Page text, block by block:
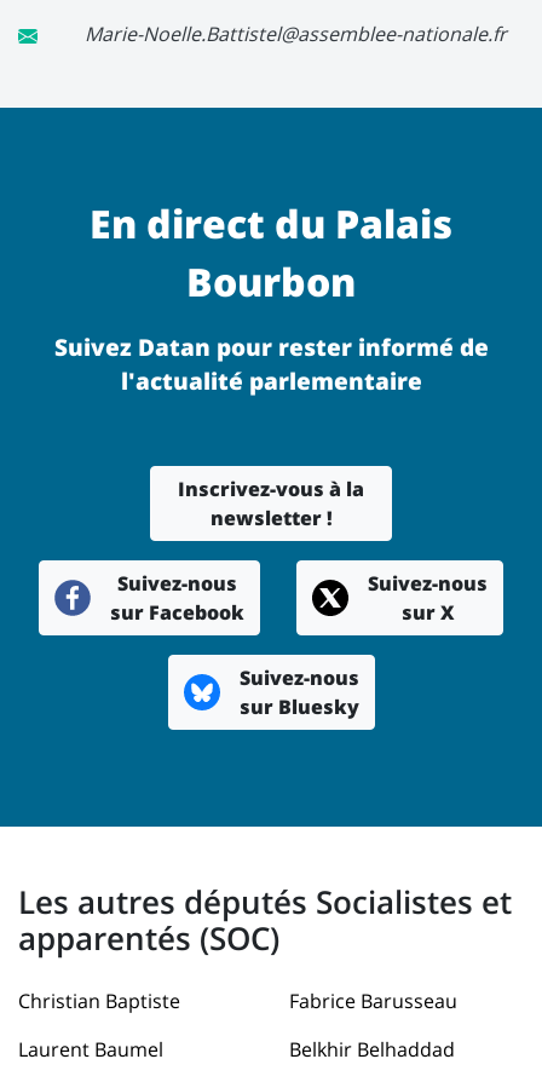
Marie-Noelle.Battistel@assemblee-nationale.fr
En direct du Palais
Bourbon
Suivez Datan pour rester informé de
l'actualité parlementaire
Inscrivez-vous à la
newsletter !
Suivez-nous
sur Facebook
Suivez-nous
sur X
Suivez-nous
sur Bluesky
Les autres députés Socialistes et
apparentés (SOC)
Christian Baptiste
Fabrice Barusseau
Laurent Baumel
Belkhir Belhaddad